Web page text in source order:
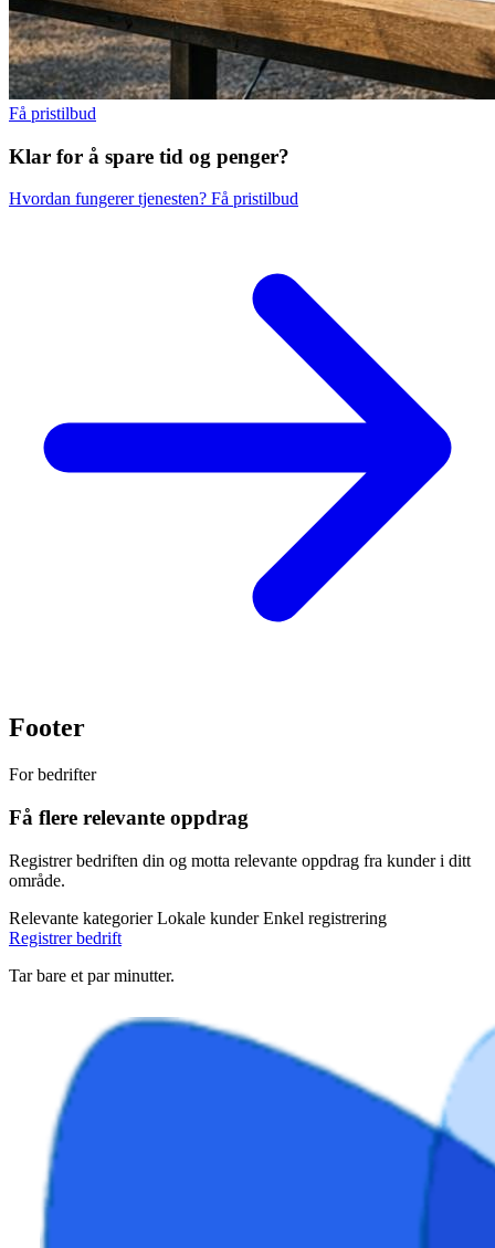
Få pristilbud
Klar for å spare tid og penger?
Hvordan fungerer tjenesten? Få pristilbud
Footer
For bedrifter
Få flere relevante oppdrag
Registrer bedriften din og motta relevante oppdrag fra kunder i ditt
område.
Relevante kategorierLokale kunderEnkel registrering
Registrer bedrift
Tar bare et par minutter.